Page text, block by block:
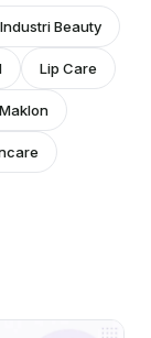
Beauty
Lip Care